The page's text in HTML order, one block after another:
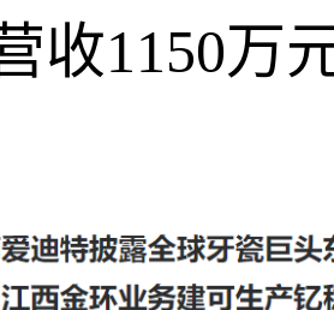
收1150万